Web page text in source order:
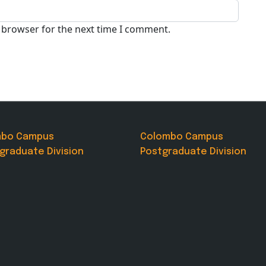
for the next time I comment.
Campus
Division
Colombo Campus
Postgraduate Division